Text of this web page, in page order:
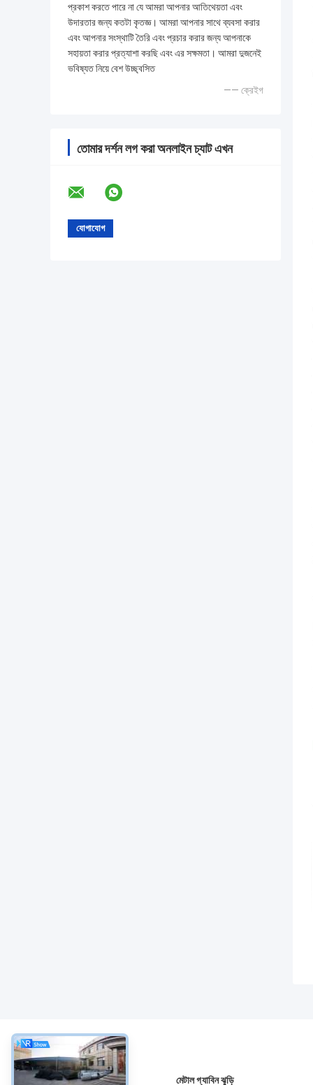
প্রকাশ করতে পারে না যে আমরা আপনার আতিথেয়তা এবং
উদারতার জন্য কতটা কৃতজ্ঞ। আমরা আপনার সাথে ব্যবসা করার
এবং আপনার সংস্থাটি তৈরি এবং প্রচার করার জন্য আপনাকে
সহায়তা করার প্রত্যাশা করছি এবং এর সক্ষমতা। আমরা দুজনেই
ভবিষ্যত নিয়ে বেশ উচ্ছ্বসিত
—— ক্রেইগ
তোমার দর্শন লগ করা অনলাইন চ্যাট এখন
সম্বন্ধে মেটাল গ্যাবিন ঝুড়ি